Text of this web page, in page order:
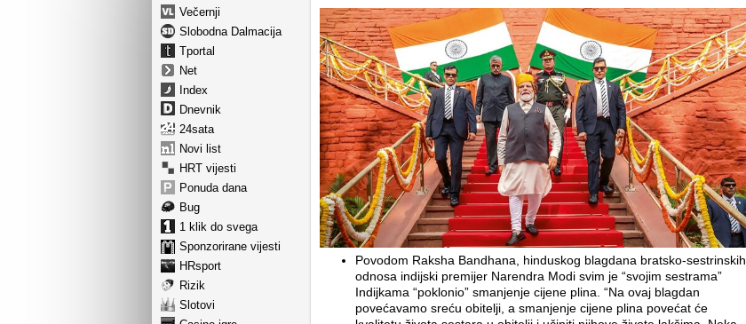
Večernji
Slobodna Dalmacija
Tportal
Net
Index
Dnevnik
24sata
Novi list
HRT vijesti
Ponuda dana
Bug
1 klik do svega
Sponzorirane vijesti
HRsport
Rizik
Slotovi
Povodom Raksha Bandhana, hinduskog blagdana bratsko-sestrinskih
odnosa indijski premijer Narendra Modi svim je “svojim sestrama”
Indijkama “poklonio” smanjenje cijene plina. “Na ovaj blagdan
povećavamo sreću obitelji, a smanjenje cijene plina povećat će